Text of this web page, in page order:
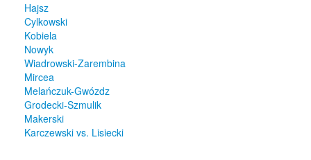
Hajsz
Cylkowski
Kobiela
Nowyk
Wiadrowski-Zarembina
Mircea
Melańczuk-Gwózdz
Grodecki-Szmulik
Makerski
Karczewski vs. Lisiecki